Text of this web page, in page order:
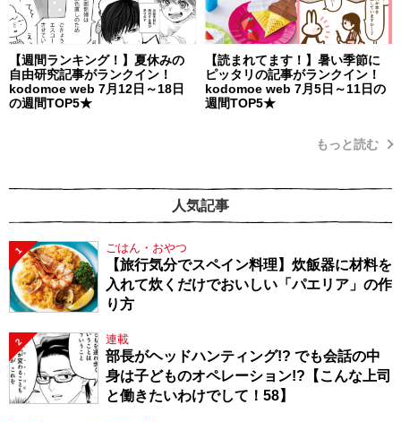
【週間ランキング！】夏休みの
自由研究記事がランクイン！
kodomoe web 7月12日～18日
の週間TOP5★
【読まれてます！】暑い季節に
ピッタリの記事がランクイン！
kodomoe web 7月5日～11日の
週間TOP5★
もっと読む
人気記事
1 ごはん・おやつ
【旅行気分でスペイン料理】炊飯器に材料を
入れて炊くだけでおいしい「パエリア」の作
り方
2 連載
部長がヘッドハンティング!? でも会話の中
身は子どものオペレーション!?【こんな上司
と働きたいわけでして！58】